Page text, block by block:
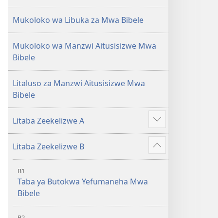
Mukoloko wa Libuka za Mwa Bibele
Mukoloko wa Manzwi Aitusisizwe Mwa
Bibele
Litaluso za Manzwi Aitusisizwe Mwa
Bibele
Litaba Zeekelizwe A
Show
more
Litaba Zeekelizwe B
Show
more
B1
Taba ya Butokwa Yefumaneha Mwa
Bibele